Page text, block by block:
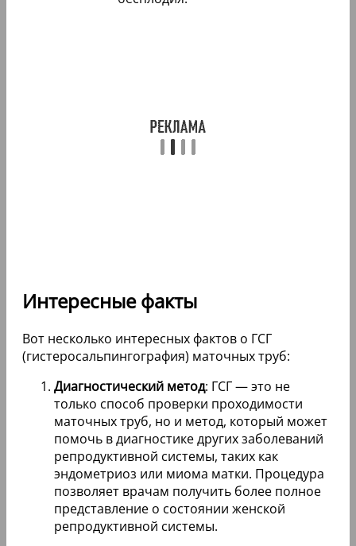
Интересные факты
Вот несколько интересных фактов о ГСГ
(гистеросальпингография) маточных труб:
Диагностический метод: ГСГ — это не
только способ проверки проходимости
маточных труб, но и метод, который может
помочь в диагностике других заболеваний
репродуктивной системы, таких как
эндометриоз или миома матки. Процедура
позволяет врачам получить более полное
представление о состоянии женской
репродуктивной системы.